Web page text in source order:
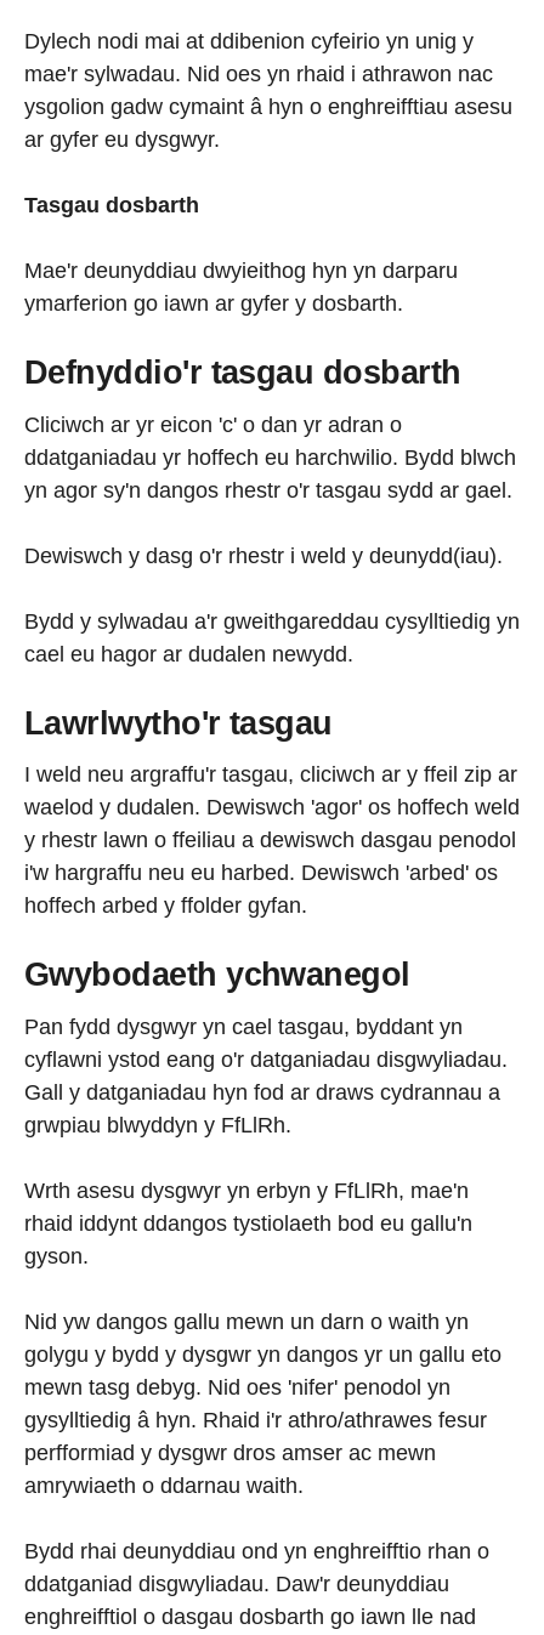
Dylech nodi mai at ddibenion cyfeirio yn unig y
mae'r sylwadau. Nid oes yn rhaid i athrawon nac
ysgolion gadw cymaint â hyn o enghreifftiau asesu
ar gyfer eu dysgwyr.
Tasgau dosbarth
Mae'r deunyddiau dwyieithog hyn yn darparu
ymarferion go iawn ar gyfer y dosbarth.
Defnyddio'r tasgau dosbarth
Cliciwch ar yr eicon 'c' o dan yr adran o
ddatganiadau yr hoffech eu harchwilio. Bydd blwch
yn agor sy'n dangos rhestr o'r tasgau sydd ar gael.
Dewiswch y dasg o'r rhestr i weld y deunydd(iau).
Bydd y sylwadau a'r gweithgareddau cysylltiedig yn
cael eu hagor ar dudalen newydd.
Lawrlwytho'r tasgau
I weld neu argraffu'r tasgau, cliciwch ar y ffeil zip ar
waelod y dudalen. Dewiswch 'agor' os hoffech weld
y rhestr lawn o ffeiliau a dewiswch dasgau penodol
i'w hargraffu neu eu harbed. Dewiswch 'arbed' os
hoffech arbed y ffolder gyfan.
Gwybodaeth ychwanegol
Pan fydd dysgwyr yn cael tasgau, byddant yn
cyflawni ystod eang o'r datganiadau disgwyliadau.
Gall y datganiadau hyn fod ar draws cydrannau a
grwpiau blwyddyn y FfLlRh.
Wrth asesu dysgwyr yn erbyn y FfLlRh, mae'n
rhaid iddynt ddangos tystiolaeth bod eu gallu'n
gyson.
Nid yw dangos gallu mewn un darn o waith yn
golygu y bydd y dysgwr yn dangos yr un gallu eto
mewn tasg debyg. Nid oes 'nifer' penodol yn
gysylltiedig â hyn. Rhaid i'r athro/athrawes fesur
perfformiad y dysgwr dros amser ac mewn
amrywiaeth o ddarnau waith.
Bydd rhai deunyddiau ond yn enghreifftio rhan o
ddatganiad disgwyliadau. Daw'r deunyddiau
enghreifftiol o dasgau dosbarth go iawn lle nad